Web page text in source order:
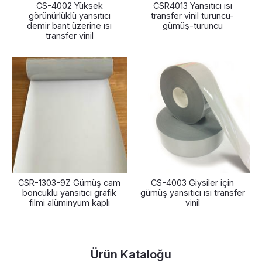
CS-4002 Yüksek
görünürlüklü yansıtıcı
demir bant üzerine ısı
transfer vinil
CSR4013 Yansıtıcı ısı
transfer vinil turuncu-
gümüş-turuncu
CSR-1303-9Z Gümüş cam
boncuklu yansıtıcı grafik
filmi alüminyum kaplı
CS-4003 Giysiler için
gümüş yansıtıcı ısı transfer
vinil
Ürün Kataloğu